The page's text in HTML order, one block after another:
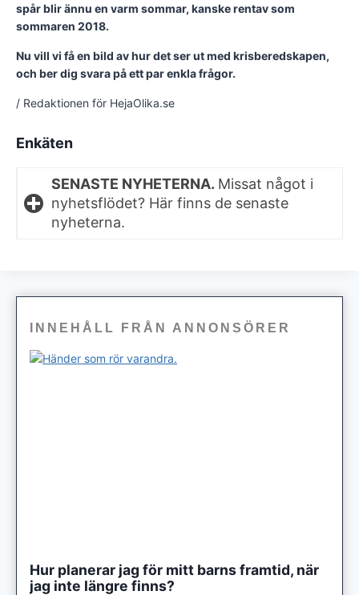
spår blir ännu en varm sommar, kanske rentav som
sommaren 2018.
Nu vill vi få en bild av hur det ser ut med krisberedskapen,
och ber dig svara på ett par enkla frågor.
/ Redaktionen för HejaOlika.se
Enkäten
SENASTE NYHETERNA. Missat något i
nyhetsflödet? Här finns de senaste
nyheterna.
INNEHÅLL FRÅN ANNONSÖRER
Hur planerar jag för mitt barns framtid, när
jag inte längre finns?